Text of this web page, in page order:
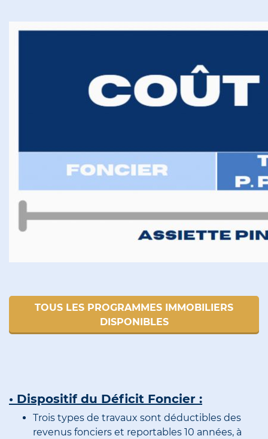
TOUS LES PROGRAMMES IMMOBILIERS
DISPONIBLES
• Dispositif du Déficit Foncier :
Trois types de travaux sont déductibles des
revenus fonciers et reportables 10 années, à